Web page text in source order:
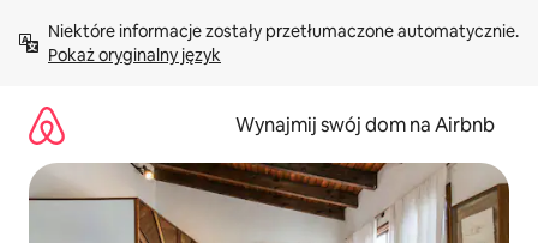
treści Pokaż oryginalny język
Wynajmij swój dom na Airbnb